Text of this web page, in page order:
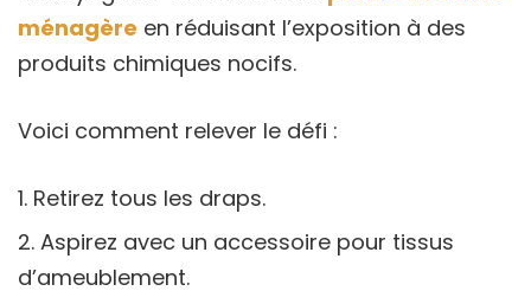
ménagère en réduisant l’exposition à des
produits chimiques nocifs.
Voici comment relever le défi :
Retirez tous les draps.
Aspirez avec un accessoire pour tissus
d’ameublement.